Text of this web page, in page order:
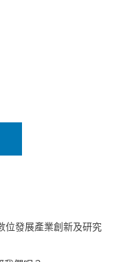
位發展產業創新及研究